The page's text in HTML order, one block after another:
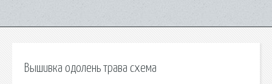
Вышивка одолень трава схема